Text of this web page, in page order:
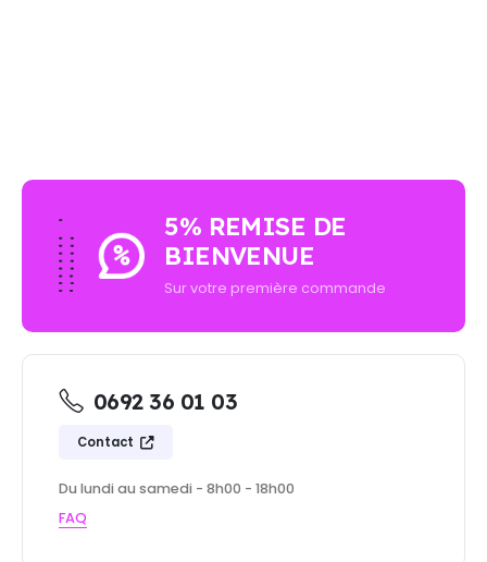
5% REMISE DE
BIENVENUE
Sur votre première commande
0692 36 01 03
Contact
Du lundi au samedi - 8h00 - 18h00
FAQ